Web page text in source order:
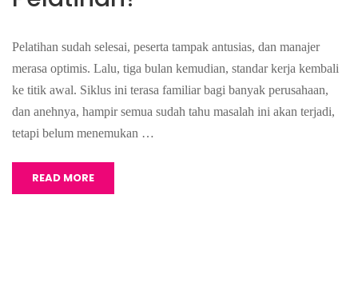
Pelatihan sudah selesai, peserta tampak antusias, dan manajer
merasa optimis. Lalu, tiga bulan kemudian, standar kerja kembali
ke titik awal. Siklus ini terasa familiar bagi banyak perusahaan,
dan anehnya, hampir semua sudah tahu masalah ini akan terjadi,
tetapi belum menemukan …
READ MORE